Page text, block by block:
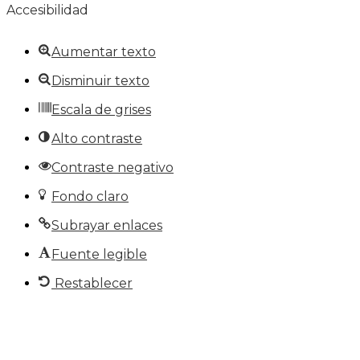
Accesibilidad
Aumentar texto
Disminuir texto
Escala de grises
Alto contraste
Contraste negativo
Fondo claro
Subrayar enlaces
Fuente legible
Restablecer